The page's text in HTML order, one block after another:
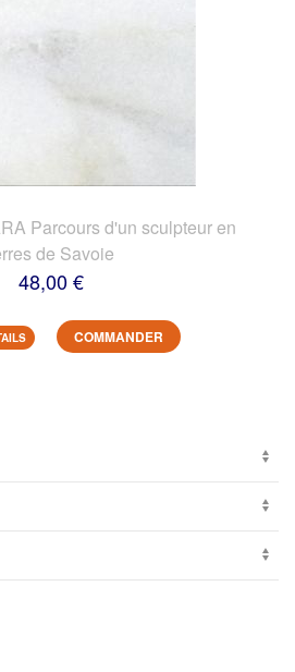
Parcours d'un sculpteur en
de Savoie
48,00 €
COMMANDER